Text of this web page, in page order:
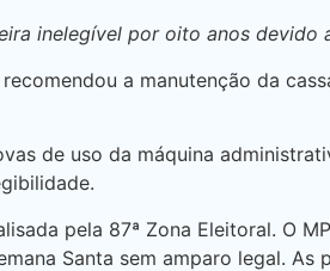
inelegível por oito anos devido
a manutenção da
de uso da máquina
pela 87ª Zona Eleitoral. O
Santa sem amparo legal.